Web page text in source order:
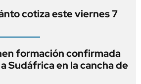
cotiza este viernes 7
formación confirmada
Sudáfrica en la cancha de